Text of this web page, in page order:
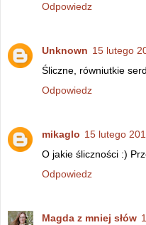
Odpowiedz
Unknown 15 lutego
Śliczne, równiutkie
Odpowiedz
mikaglo 15 lutego
O jakie śliczności :)
Odpowiedz
Magda z mniej słów